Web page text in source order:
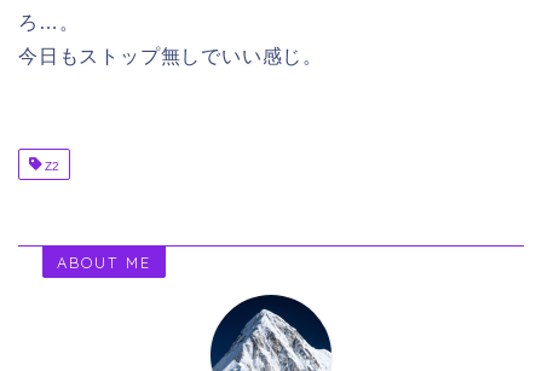
ろ…。
今日もストップ無しでいい感じ。
Z2
ABOUT ME